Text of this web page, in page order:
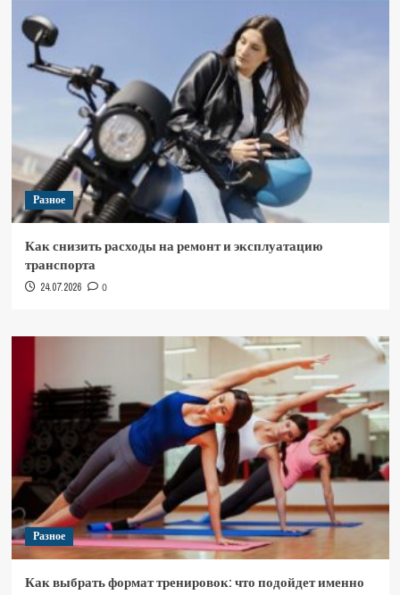
Разное
Как снизить расходы на ремонт и эксплуатацию
транспорта
24.07.2026 0
Разное
Как выбрать формат тренировок: что подойдет именно